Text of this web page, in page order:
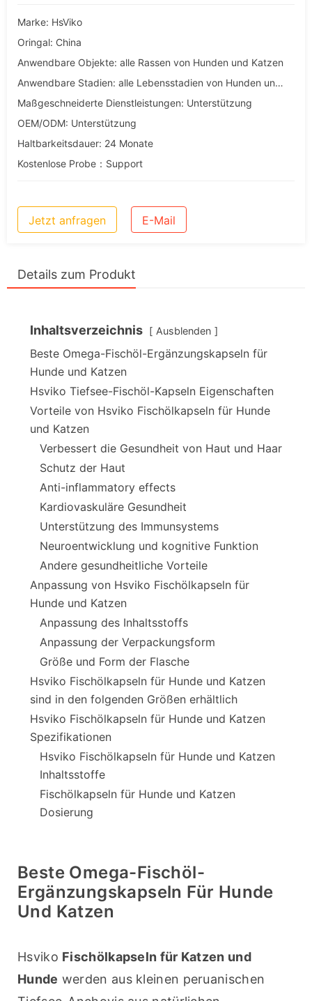
Marke: HsViko
Oringal: China
Anwendbare Objekte: alle Rassen von Hunden und Katzen
Anwendbare Stadien: alle Lebensstadien von Hunden und Katzen
Maßgeschneiderte Dienstleistungen: Unterstützung
OEM/ODM: Unterstützung
Haltbarkeitsdauer: 24 Monate
Kostenlose Probe：Support
Jetzt anfragen E-Mail
Details zum Produkt
Inhaltsverzeichnis Ausblenden
Beste Omega-Fischöl-Ergänzungskapseln für
Hunde und Katzen
Hsviko Tiefsee-Fischöl-Kapseln Eigenschaften
Vorteile von Hsviko Fischölkapseln für Hunde
und Katzen
Verbessert die Gesundheit von Haut und Haar
Schutz der Haut
Anti-inflammatory effects
Kardiovaskuläre Gesundheit
Unterstützung des Immunsystems
Neuroentwicklung und kognitive Funktion
Andere gesundheitliche Vorteile
Anpassung von Hsviko Fischölkapseln für
Hunde und Katzen
Anpassung des Inhaltsstoffs
Anpassung der Verpackungsform
Größe und Form der Flasche
Hsviko Fischölkapseln für Hunde und Katzen
sind in den folgenden Größen erhältlich
Hsviko Fischölkapseln für Hunde und Katzen
Spezifikationen
Hsviko Fischölkapseln für Hunde und Katzen
Inhaltsstoffe
Fischölkapseln für Hunde und Katzen
Dosierung
Beste Omega-Fischöl-
Ergänzungskapseln Für Hunde
Und Katzen
Hsviko Fischölkapseln für Katzen und
Hunde werden aus kleinen peruanischen